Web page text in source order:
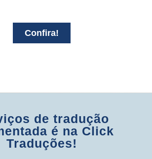
Confira!
de tradução
é na Click
Traduções!